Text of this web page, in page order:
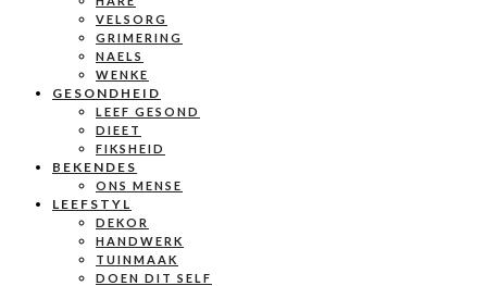
VELSORG
GRIMERING
NAELS
WENKE
GESONDHEID
LEEF GESOND
DIEET
FIKSHEID
BEKENDES
ONS MENSE
LEEFSTYL
DEKOR
HANDWERK
TUINMAAK
DOEN DIT SELF